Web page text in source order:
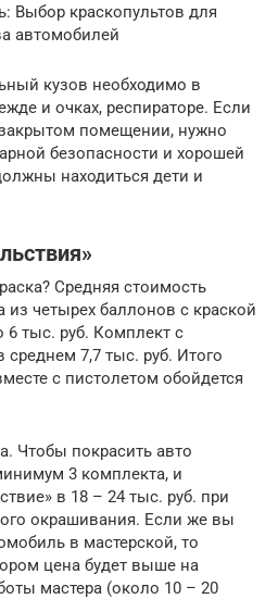
Выбор краскопультов для
автомобилей
кузов необходимо в
и очках, респираторе. Если
помещении, нужно
безопасности и хорошей
находиться дети и
Средняя стоимость
из четырех баллонов с краской
6 тыс. руб. Комплект с
среднем 7,7 тыс. руб. Итого
с пистолетом обойдется
Чтобы покрасить авто
3 комплекта, и
в 18 – 24 тыс. руб. при
окрашивания. Если же вы
в мастерской, то
цена будет выше на
мастера (около 10 – 20